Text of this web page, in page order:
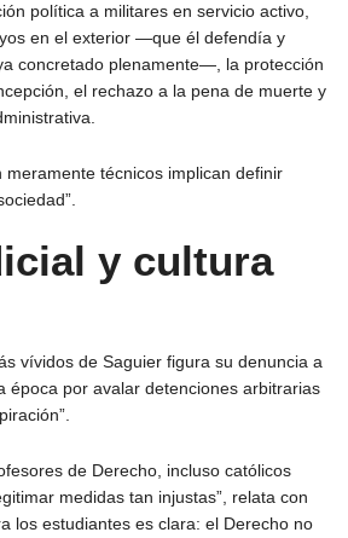
política a militares en servicio activo,
en el exterior —que él defendía y
concretado plenamente—, la protección
el rechazo a la pena de muerte y
meramente técnicos implican definir
y cultura
vívidos de Saguier figura su denuncia a
época por avalar detenciones arbitrarias
de Derecho, incluso católicos
medidas tan injustas”, relata con
los estudiantes es clara: el Derecho no